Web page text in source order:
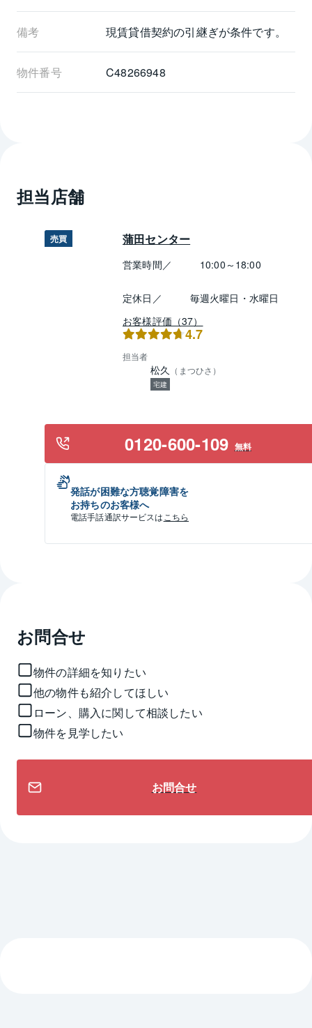
備考 現賃貸借契約の引継ぎが条件です。
物件番号 C48266948
担当店舗
売買 蒲田センター
営業時間／ 10:00～18:00
定休日／
毎週火曜日・水曜日
お客様評価（37）
4.7
担当者
松久 （ まつひさ ）
宅建
0120-600-109 無料
発話が困難な方聴覚障害を
お持ちのお客様へ
電話手話通訳サービスは こちら
お問合せ
物件の詳細を知りたい
他の物件も紹介してほしい
ローン、購入に関して相談したい
物件を見学したい
お問合せ